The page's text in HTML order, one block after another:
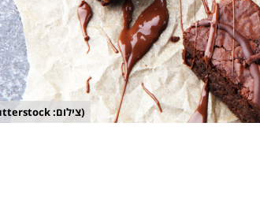
(צילום: shutterstock)